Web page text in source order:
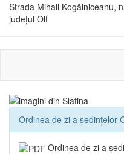
Strada Mihail Kogălniceanu,
județul Olt
Ordinea de zi a ședințelor
Ordinea de zi a